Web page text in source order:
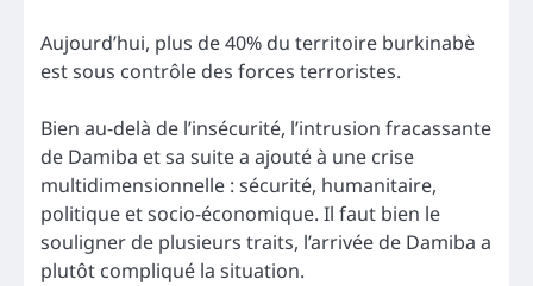
Aujourd’hui, plus de 40% du territoire burkinabè
est sous contrôle des forces terroristes.
Bien au-delà de l’insécurité, l’intrusion fracassante
de Damiba et sa suite a ajouté à une crise
multidimensionnelle : sécurité, humanitaire,
politique et socio-économique. Il faut bien le
souligner de plusieurs traits, l’arrivée de Damiba a
plutôt compliqué la situation.